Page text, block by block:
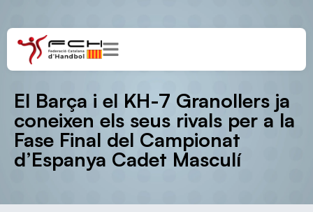
El Barça i el KH-7 Granollers ja
coneixen els seus rivals per a la
Fase Final del Campionat
d’Espanya Cadet Masculí